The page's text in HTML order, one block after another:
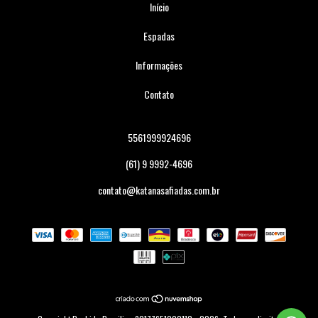
Início
Espadas
Informações
Contato
5561999924696
(61) 9 9992-4696
contato@katanasafiadas.com.br